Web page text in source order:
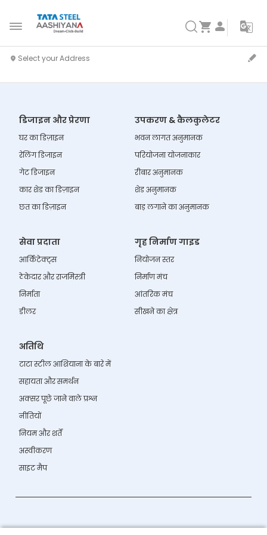
डिजाइन और प्रेरणा
घर का डिज़ाइन
रेलिंग डिजाइन
गेट डिजाइन
कार शेड का डिज़ाइन
छत का डिज़ाइन
उपकरण & कैलकुलेटर
भवन लागत अनुमानक
परियोजना योजनाकार
रीबार अनुमानक
शेड अनुमानक
बाड़ लगाने का अनुमानक
सेवा प्रदाता
आर्किटेक्ट्स
ठेकेदार और राजमिस्त्री
निर्माता
डीलर
गृह निर्माण गाइड
नियोजन स्तर
निर्माण मंच
आंतरिक मंच
सीखने का क्षेत्र
अतिथि
टाटा स्टील आशियाना के बारे में
सहायता और समर्थन
अक्सर पूछे जाने वाले प्रश्न
नीतियों
नियम और शर्तें
अस्वीकरण
साइट मैप